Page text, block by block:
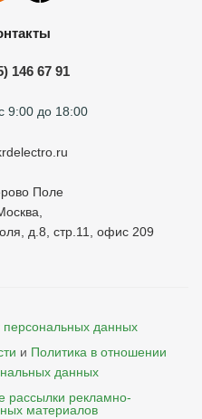
146 67 91
9:00 до 18:00
Поле
д.8, стр.11, офис 209
персональных данных
и Политика в отношении
данных
рассылки рекламно-
материалов